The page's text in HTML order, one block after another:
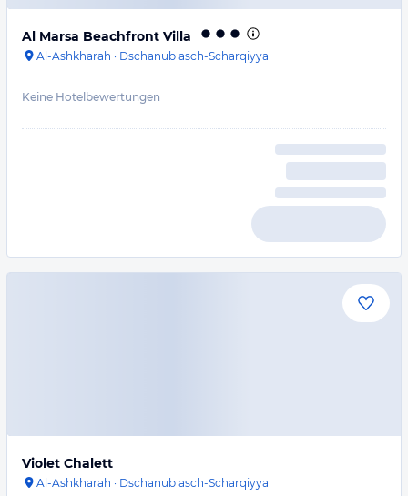
Al Marsa Beachfront Villa
Al-Ashkharah · Dschanub asch-Scharqiyya
Keine Hotelbewertungen
Violet Chalett
Al-Ashkharah · Dschanub asch-Scharqiyya